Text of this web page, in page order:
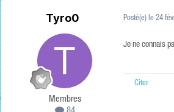
Tyro0
Membres
Posté(e) le 24
Je ne connais
Citer